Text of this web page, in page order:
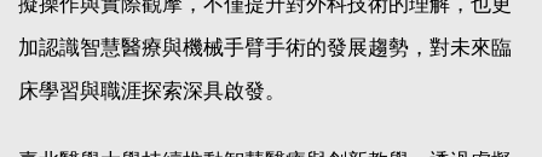
加認識智慧醫療與機械手臂手術的發展趨勢，對未來臨
床學習與職涯探索深具啟發。